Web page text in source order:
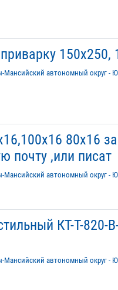
150х250,
Мансийский автономный округ -
80х16
почту ,или писат
Мансийский автономный округ -
КТ-Т-
Мансийский автономный округ -